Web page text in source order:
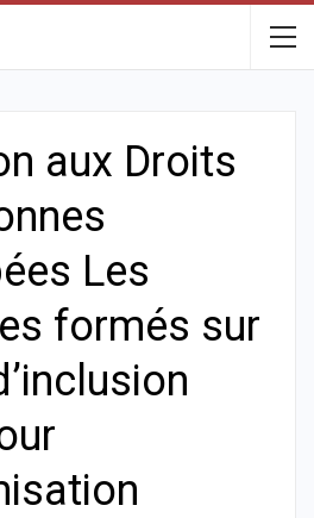
aux Droits
Les
formés sur